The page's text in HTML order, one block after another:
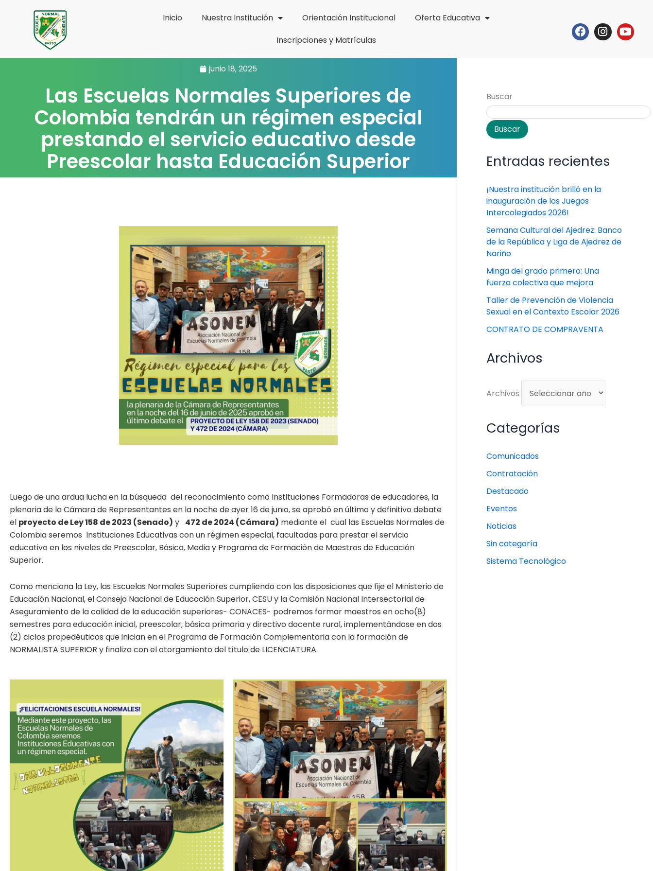
contenido
Inicio Nuestra Institución Orientación Institucional
Oferta Educativa
Inscripciones y Matrículas
Facebook
junio 18, 2025
Las Escuelas Normales Superiores de
Colombia tendrán un régimen especial
prestando el servicio educativo desde
Preescolar hasta Educación Superior
Luego de una ardua lucha en la búsqueda del reconocimiento como Instituciones Formadoras de educadores, la
plenaria de la Cámara de Representantes en la noche de ayer 16 de junio, se aprobó en último y definitivo debate
el proyecto de Ley 158 de 2023 (Senado) y 472 de 2024 (Cámara) mediante el cual las Escuelas Normales de
Colombia seremos Instituciones Educativas con un régimen especial, facultadas para prestar el servicio
educativo en los niveles de Preescolar, Básica, Media y Programa de Formación de Maestros de Educación
Superior.
Como menciona la Ley, las Escuelas Normales Superiores cumpliendo con las disposiciones que fije el Ministerio de
Educación Nacional, el Consejo Nacional de Educación Superior, CESU y la Comisión Nacional Intersectorial de
Aseguramiento de la calidad de la educación superiores- CONACES- podremos formar maestros en ocho(8)
semestres para educación inicial, preescolar, básica primaria y directivo docente rural, implementándose en dos
(2) ciclos propedéuticos que inician en el Programa de Formación Complementaria con la formación de
NORMALISTA SUPERIOR y finaliza con el otorgamiento del título de LICENCIATURA.
Buscar
Buscar
Entradas recientes
¡Nuestra institución brilló en la
inauguración de los Juegos
Intercolegiados 2026!
Semana Cultural del Ajedrez: Banco
de la República y Liga de Ajedrez de
Nariño
Minga del grado primero: Una
fuerza colectiva que mejora
Taller de Prevención de Violencia
Sexual en el Contexto Escolar 2026
CONTRATO DE COMPRAVENTA
Archivos
Archivos
Categorías
Comunicados
Contratación
Destacado
Eventos
Noticias
Sin categoría
Sistema Tecnológico